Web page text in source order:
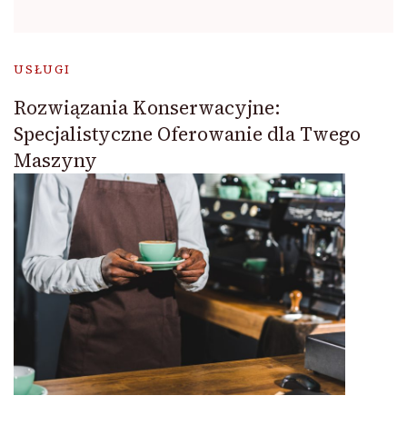
USŁUGI
Rozwiązania Konserwacyjne:
Specjalistyczne Oferowanie dla Twego
Maszyny